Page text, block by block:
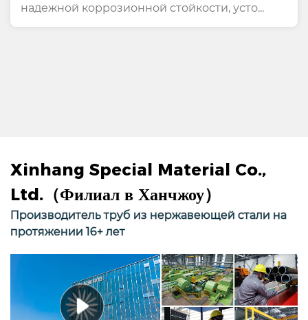
надежной коррозионной стойкости, усто...
Xinhang Special Material Co.,
Ltd.（Филиал в Ханчжоу）
Производитель труб из нержавеющей стали на
протяжении 16+ лет